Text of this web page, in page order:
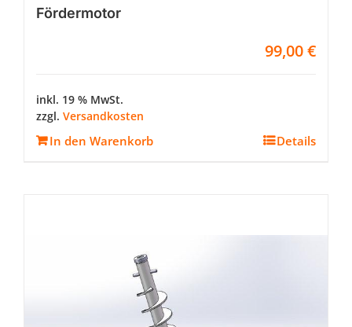
Fördermotor
99,00€
inkl. 19 % MwSt.
zzgl. Versandkosten
In den Warenkorb Details